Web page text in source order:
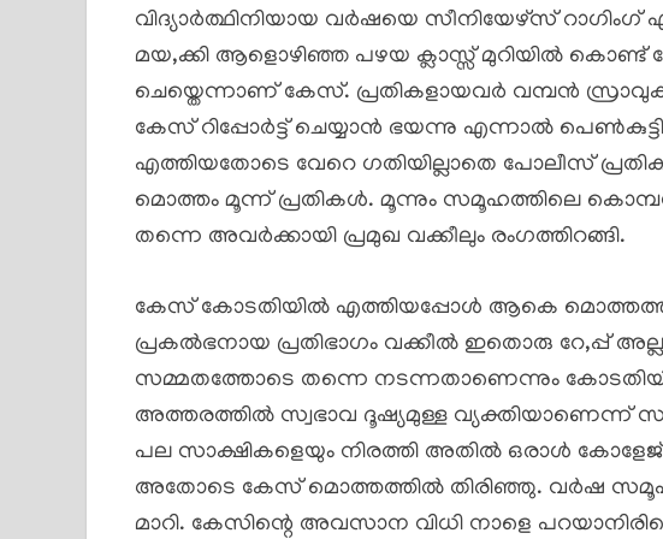
വിദ്യാർത്ഥിനിയായ വർഷയെ സീനിയേഴ്‌സ്
മയ,ക്കി ആളൊഴിഞ്ഞ പഴയ ക്ലാസ്സ് മുറിയിൽ കൊണ്ട്
ചെയ്തെന്നാണ് കേസ്. പ്രതികളായവർ വമ്പൻ
കേസ് റിപ്പോർട്ട്‌ ചെയ്യാൻ ഭയന്നു എന്നാൽ
എത്തിയതോടെ വേറെ ഗതിയില്ലാതെ പോലീസ്
മൊത്തം മൂന്ന് പ്രതികൾ. മൂന്നും സമൂഹത്തിലെ
തന്നെ അവർക്കായി പ്രമുഖ വക്കീലും രംഗത്തിറങ്ങി.
കേസ് കോടതിയിൽ എത്തിയപ്പോൾ ആകെ
പ്രകൽഭനായ പ്രതിഭാഗം വക്കീൽ ഇതൊരു റേ,പ്പ്
സമ്മതത്തോടെ തന്നെ നടന്നതാണെന്നും
അത്തരത്തിൽ സ്വഭാവ ദൂഷ്യമുള്ള വ്യക്തിയാണെന്ന്
പല സാക്ഷികളെയും നിരത്തി അതിൽ ഒരാൾ കോളേജ്
അതോടെ കേസ് മൊത്തത്തിൽ തിരിഞ്ഞു. വർഷ
മാറി. കേസിന്റെ അവസാന വിധി നാളെ